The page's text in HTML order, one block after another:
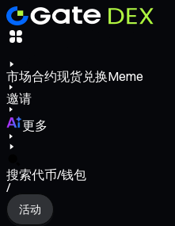
市场合约现货兑换Meme
邀请
更多
搜索代币/钱包
/
活动